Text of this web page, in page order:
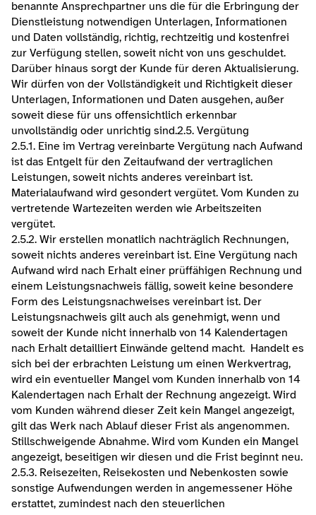
benannte Ansprechpartner uns die für die Erbringung der
Dienstleistung notwendigen Unterlagen, Informationen
und Daten vollständig, richtig, rechtzeitig und kostenfrei
zur Verfügung stellen, soweit nicht von uns geschuldet.
Darüber hinaus sorgt der Kunde für deren Aktualisierung.
Wir dürfen von der Vollständigkeit und Richtigkeit dieser
Unterlagen, Informationen und Daten ausgehen, außer
soweit diese für uns offensichtlich erkennbar
unvollständig oder unrichtig sind.​2.5. Vergütung
2.5.1. Eine im Vertrag vereinbarte Vergütung nach Aufwand
ist das Entgelt für den Zeitaufwand der vertraglichen
Leistungen, soweit nichts anderes vereinbart ist.
Materialaufwand wird gesondert vergütet. Vom Kunden zu
vertretende Wartezeiten werden wie Arbeitszeiten
vergütet.
2.5.2. Wir erstellen monatlich nachträglich Rechnungen,
soweit nichts anderes vereinbart ist. Eine Vergütung nach
Aufwand wird nach Erhalt einer prüffähigen Rechnung und
einem Leistungsnachweis fällig, soweit keine besondere
Form des Leistungsnachweises vereinbart ist. Der
Leistungsnachweis gilt auch als genehmigt, wenn und
soweit der Kunde nicht innerhalb von 14 Kalendertagen
nach Erhalt detailliert Einwände geltend macht.  Handelt es
sich bei der erbrachten Leistung um einen Werkvertrag,
wird ein eventueller Mangel vom Kunden innerhalb von 14
Kalendertagen nach Erhalt der Rechnung angezeigt. Wird
vom Kunden während dieser Zeit kein Mangel angezeigt,
gilt das Werk nach Ablauf dieser Frist als angenommen.
Stillschweigende Abnahme. Wird vom Kunden ein Mangel
angezeigt, beseitigen wir diesen und die Frist beginnt neu.
2.5.3. Reisezeiten, Reisekosten und Nebenkosten sowie
sonstige Aufwendungen werden in angemessener Höhe
erstattet, zumindest nach den steuerlichen